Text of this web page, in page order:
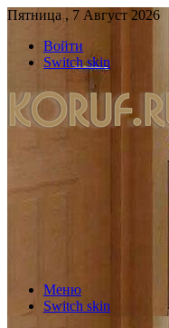
Пятница , 7 Август 2026
Войти
Switch skin
Меню
Switch skin